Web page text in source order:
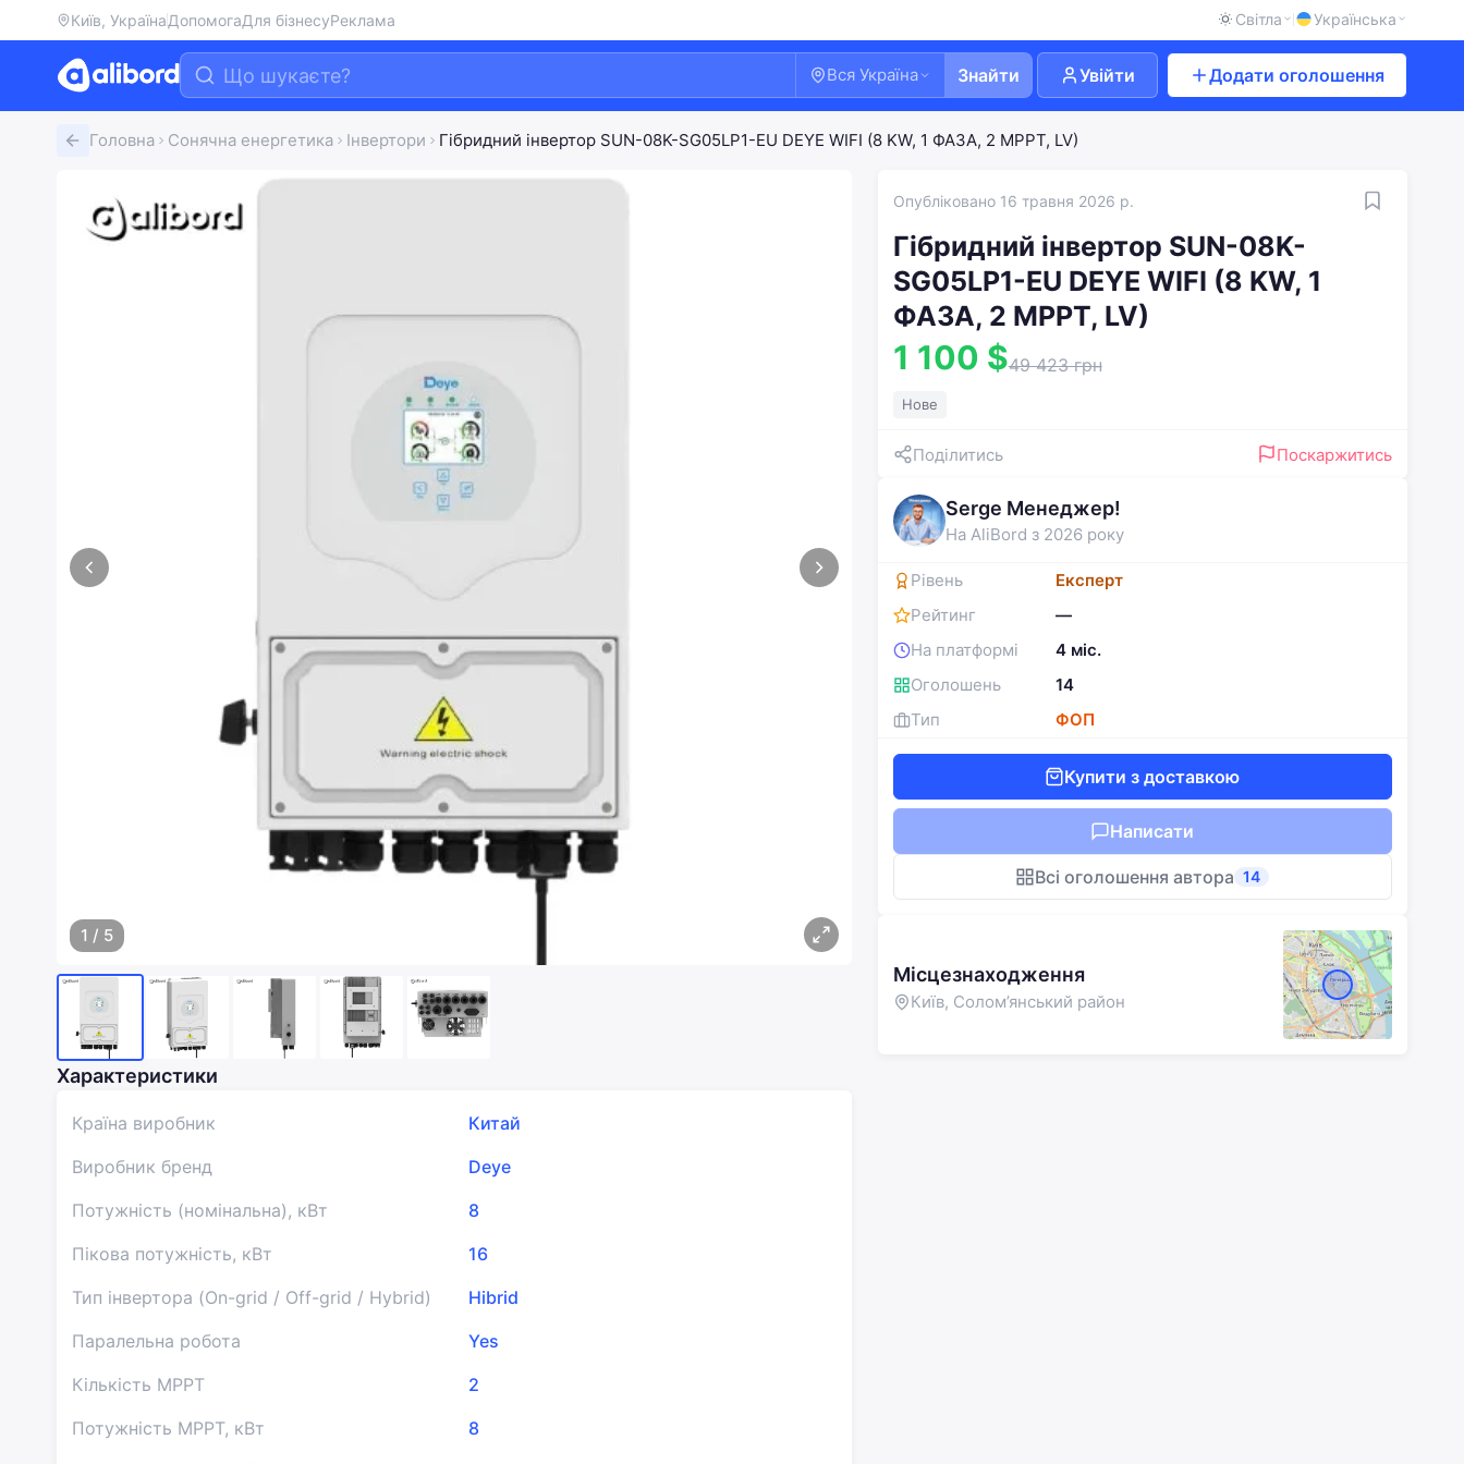
Київ, УкраїнаДопомогаДля бізнесуРеклама Світла Українська
Вся Україна Знайти Увійти Додати оголошення
Головна Сонячна енергетика Інвертори Гібридний інвертор SUN-08K-SG05LP1-EU DEYE WIFI (8 KW, 1 ФАЗА, 2 MPPT, LV)
1 / 5
Характеристики
Країна виробник
Китай
Виробник бренд
Deye
Потужність (номінальна), кВт
8
Пікова потужність, кВт
16
Тип інвертора (On-grid / Off-grid / Hybrid)
Hibrid
Паралельна робота
Yes
Кількість MPPT
2
Потужність MPPT, кВт
8
Опубліковано 16 травня 2026 р.
Гібридний інвертор SUN-08K-
SG05LP1-EU DEYE WIFI (8 KW, 1
ФАЗА, 2 MPPT, LV)
1 100 $49 423 грн
Нове
Поділитись Поскаржитись
Serge Менеджер!
На AliBord з 2026 року
Рівень
Експерт
Рейтинг
—
На платформі
4 міс.
Оголошень
14
Тип
ФОП
Купити з доставкою
Написати
Всі оголошення автора 14
Місцезнаходження
Київ, Солом’янський район